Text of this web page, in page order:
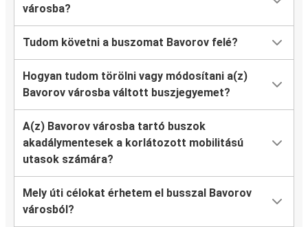
városba?
Tudom követni a buszomat Bavorov felé?
Hogyan tudom törölni vagy módosítani a(z)
Bavorov városba váltott buszjegyemet?
A(z) Bavorov városba tartó buszok
akadálymentesek a korlátozott mobilitású
utasok számára?
Mely úti célokat érhetem el busszal Bavorov
városból?